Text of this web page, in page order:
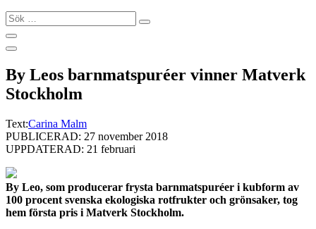
Sök
…
By Leos barnmatspuréer vinner Matverk
Stockholm
Text:Carina Malm
PUBLICERAD: 27 november 2018
UPPDATERAD: 21 februari
By Leo, som producerar frysta barnmatspuréer i kubform av
100 procent svenska ekologiska rotfrukter och grönsaker, tog
hem första pris i Matverk Stockholm.